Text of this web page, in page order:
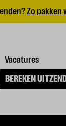
Zo pakken
Vacatures
BEREKEN